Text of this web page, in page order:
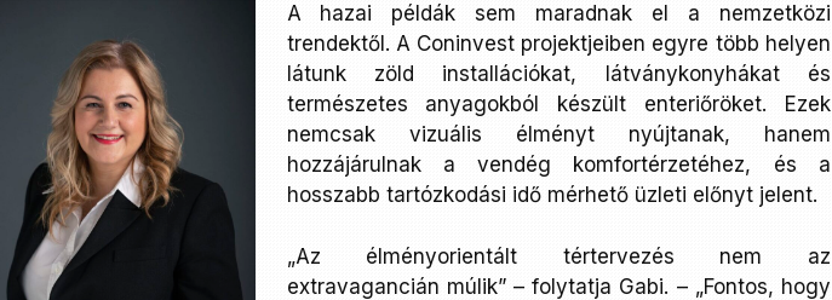
A hazai példák sem maradnak el a nemzetközi
trendektől. A Coninvest projektjeiben egyre több helyen
látunk zöld installációkat, látványkonyhákat és
természetes anyagokból készült enteriőröket. Ezek
nemcsak vizuális élményt nyújtanak, hanem
hozzájárulnak a vendég komfortérzetéhez, és a
hosszabb tartózkodási idő mérhető üzleti előnyt jelent.
„Az élményorientált tértervezés nem az
extravagancián múlik” – folytatja Gabi. – „Fontos, hogy